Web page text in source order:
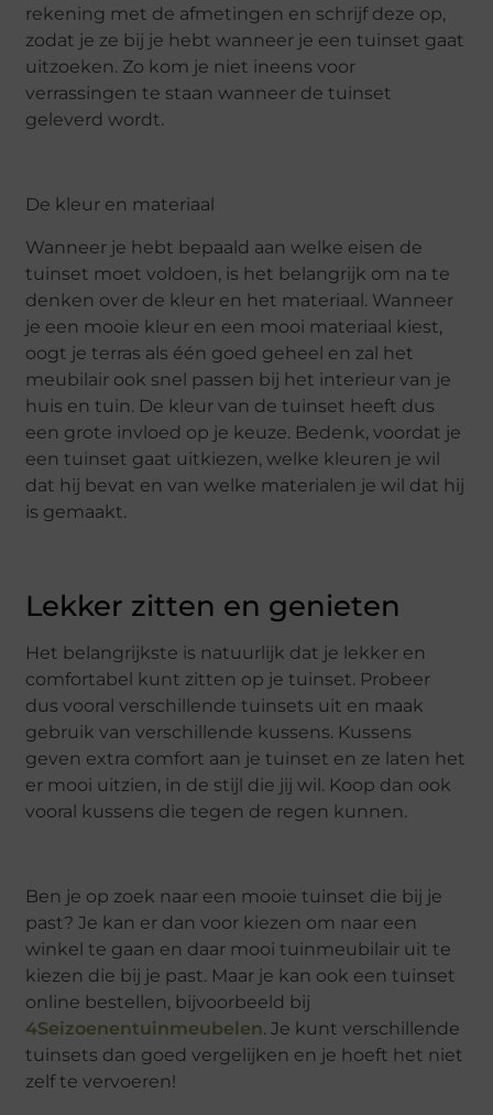
rekening met de afmetingen en schrijf deze op,
zodat je ze bij je hebt wanneer je een tuinset gaat
uitzoeken. Zo kom je niet ineens voor
verrassingen te staan wanneer de tuinset
geleverd wordt.
De kleur en materiaal
Wanneer je hebt bepaald aan welke eisen de
tuinset moet voldoen, is het belangrijk om na te
denken over de kleur en het materiaal. Wanneer
je een mooie kleur en een mooi materiaal kiest,
oogt je terras als één goed geheel en zal het
meubilair ook snel passen bij het interieur van je
huis en tuin. De kleur van de tuinset heeft dus
een grote invloed op je keuze. Bedenk, voordat je
een tuinset gaat uitkiezen, welke kleuren je wil
dat hij bevat en van welke materialen je wil dat hij
is gemaakt.
Lekker zitten en genieten
Het belangrijkste is natuurlijk dat je lekker en
comfortabel kunt zitten op je tuinset. Probeer
dus vooral verschillende tuinsets uit en maak
gebruik van verschillende kussens. Kussens
geven extra comfort aan je tuinset en ze laten het
er mooi uitzien, in de stijl die jij wil. Koop dan ook
vooral kussens die tegen de regen kunnen.
Ben je op zoek naar een mooie tuinset die bij je
past? Je kan er dan voor kiezen om naar een
winkel te gaan en daar mooi tuinmeubilair uit te
kiezen die bij je past. Maar je kan ook een tuinset
online bestellen, bijvoorbeeld bij
4Seizoenentuinmeubelen. Je kunt verschillende
tuinsets dan goed vergelijken en je hoeft het niet
zelf te vervoeren!